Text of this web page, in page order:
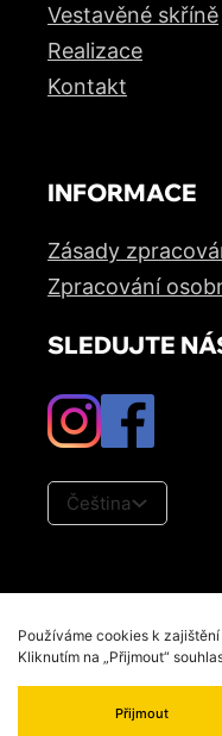
Používáme cookies k
Kliknutím na „Přijmout“
Přijmout
Vestavěné skříně
Realizace
Kontakt
INFORMACE
Zásady
Zpracování
SLEDUJTE
Čeština
DITREND ©
Partnerské